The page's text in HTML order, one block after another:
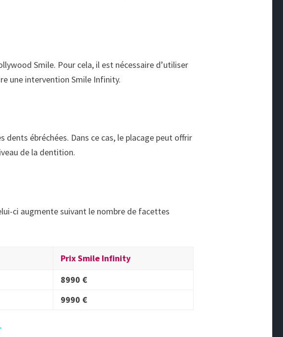
Smile. Pour cela, il est nécessaire d’utiliser
une intervention Smile Infinity.
ébréchées. Dans ce cas, le placage peut offrir
de la dentition.
ci augmente suivant le nombre de facettes
Prix Smile Infinity
8990 €
9990 €